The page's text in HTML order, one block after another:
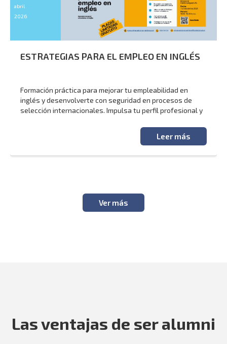
abril
2026
ESTRATEGIAS PARA EL EMPLEO EN INGLÉS
Formación práctica para mejorar tu empleabilidad en
inglés y desenvolverte con seguridad en procesos de
selección internacionales. Impulsa tu perfil profesional y
Leer más
Ver más
Las ventajas de ser alumni